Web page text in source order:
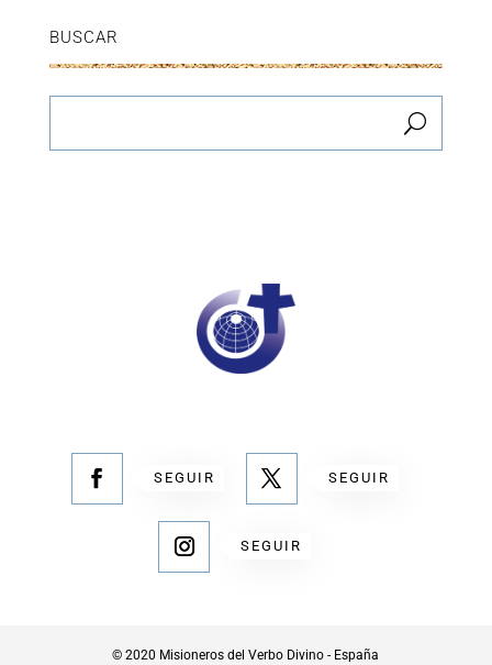
BUSCAR
SEGUIR SEGUIR
SEGUIR
© 2020 Misioneros del Verbo Divino - España